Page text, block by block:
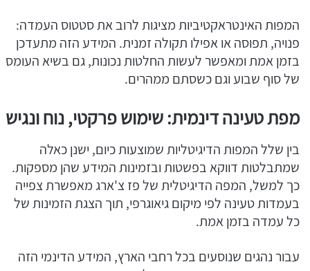
המפות האינטראקטיביות מציגות לרוב את סטטוס העמדה:
פנויה, תפוסה או אפילו תקולה זמנית. המידע הזה מתעדכן
בזמן אמת ומאפשר לעשות החלטות נכונות, גם בשיא העומס
של סוף שבוע וגם כשסתם ממהרים.
מפת טעינה דינמית: שימוש פרקטי, נוח ונגיש
בין שלל המפות הדיגיטליות שמוצעות כיום, ישנן כאלה
שמתבלטות דווקא בפשטות ובזמינות המידע שהן מספקות.
כך למשל, המפה הדיגיטלית של פז צ'ארג מאפשרת צפייה
בעמדות טעינה לפי מיקום גיאוגרפי, תוך הצגת הזמינות של
כל עמדה בזמן אמת.
עבור נהגים שנוסעים בכל רחבי הארץ, המידע הדינמי הזה